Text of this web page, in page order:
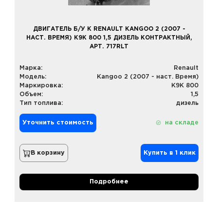
ДВИГАТЕЛЬ Б/У К RENAULT KANGOO 2 (2007 -
НАСТ. ВРЕМЯ) K9K 800 1,5 ДИЗЕЛЬ КОНТРАКТНЫЙ,
АРТ. 717RLT
Марка:
Renault
Модель:
Kangoo 2 (2007 - наст. Время)
Маркировка:
K9K 800
Объем:
1,5
Тип топлива:
дизель
Уточнить стоимость на складе
В корзину Купить в 1 клик
Подробнее